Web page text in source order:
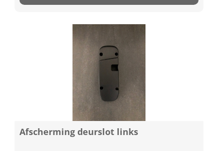
Afscherming deurslot links